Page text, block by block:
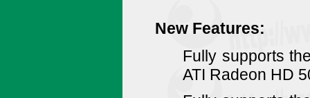
New Features:
Fully supports
ATI Radeon HD